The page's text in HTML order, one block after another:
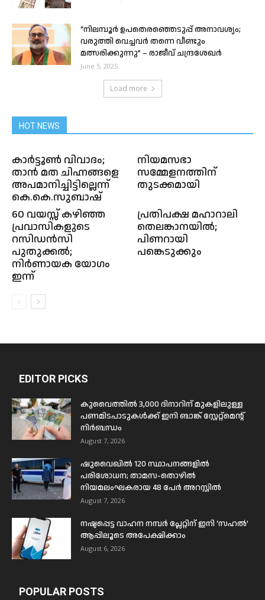
“നിലമ്പൂർ ഉപതെരഞ്ഞെടുപ്പ് അനാവശ്യം;
വരുത്തി വെച്ചവർ തന്നെ വീണ്ടും
മത്സരിക്കുന്നു” – രാജീവ് ചന്ദ്രശേഖർ
June 5, 2025
Load more
HOT NEWS
കാർട്ടൂൺ വിവാദം;
താൻ മത ചിഹ്നങ്ങളെ
അപമാനിച്ചിട്ടില്ലെന്ന്
കെ.കെ.സുബാഷ്
നിയമസഭാ
സമ്മേളനത്തിന്
തുടക്കമായി
60 വയസ്സ് കഴിഞ്ഞ
പ്രവാസികളുടെ
റസിഡൻസി
പുതുക്കൽ;
നിർണായക യോഗം
ഇന്ന്
പ്രതിപക്ഷ മഹാറാലി
തെലങ്കാനയില്‍;
പിണറായി
പങ്കെടുക്കും
EDITOR PICKS
കുവൈത്തിൽ 3,000 ദിനാറിന് മുകളിലുള്ള
പണമിടപാടുകൾക്ക് ഇനി ബാങ്ക് സ്റ്റേറ്റ്മെന്റ്
നിർബന്ധം
August 7, 2026
ഷുവൈഖിൽ 120 സ്ഥാപനങ്ങളിൽ
പരിശോധന; താമസ-തൊഴിൽ
നിയമലംഘകരായ 48 പേർ അറസ്റ്റിൽ
August 7, 2026
നഷ്ടപ്പെട്ട വാഹന നമ്പർ പ്ലേറ്റിന് ഇനി ‘സഹൽ’
ആപ്പിലൂടെ അപേക്ഷിക്കാം
August 6, 2026
POPULAR POSTS